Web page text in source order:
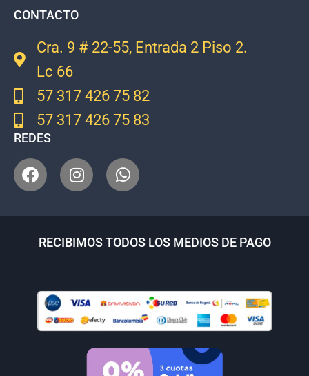
CONTACTO
Cra. 9 # 22-55, Entrada 2 Piso 2.
Lc 66
57 317 426 75 82
57 317 426 75 83
REDES
RECIBIMOS TODOS LOS MEDIOS DE PAGO